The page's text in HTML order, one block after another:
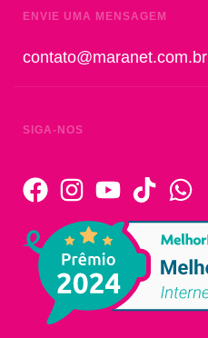
ENVIE UMA MENSAGEM
contato@maranet.com.br
SIGA-NOS